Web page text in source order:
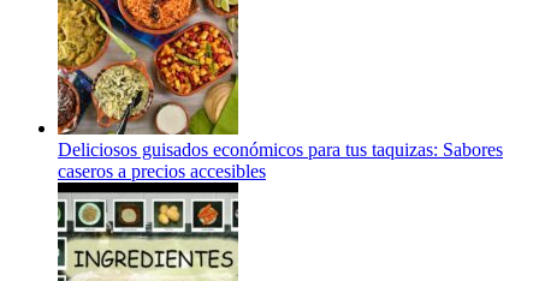
Deliciosos guisados económicos para tus taquizas: Sabores
caseros a precios accesibles